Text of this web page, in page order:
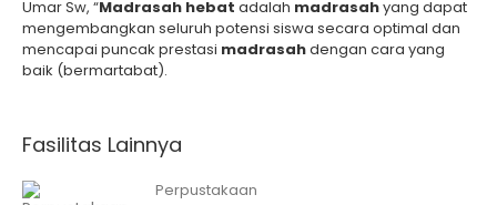
Umar Sw, “Madrasah hebat adalah madrasahyang dapat
mengembangkan seluruh potensi siswa secara optimal dan
mencapai puncak prestasi madrasahdengan cara yang
baik (bermartabat).
Fasilitas Lainnya
Perpustakaan